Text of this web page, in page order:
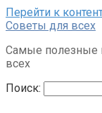
Перейти к
Советы для всех
Самые полезные
всех
Поиск: